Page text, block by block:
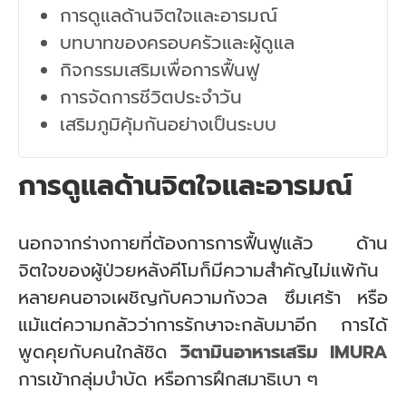
การดูแลด้านจิตใจและอารมณ์
บทบาทของครอบครัวและผู้ดูแล
กิจกรรมเสริมเพื่อการฟื้นฟู
การจัดการชีวิตประจำวัน
เสริมภูมิคุ้มกันอย่างเป็นระบบ
การดูแลด้านจิตใจและอารมณ์
นอกจากร่างกายที่ต้องการการฟื้นฟูแล้ว ด้าน
จิตใจของผู้ป่วยหลังคีโมก็มีความสำคัญไม่แพ้กัน
หลายคนอาจเผชิญกับความกังวล ซึมเศร้า หรือ
แม้แต่ความกลัวว่าการรักษาจะกลับมาอีก การได้
พูดคุยกับคนใกล้ชิด วิตามินอาหารเสริม IMURA
การเข้ากลุ่มบำบัด หรือการฝึกสมาธิเบา ๆ